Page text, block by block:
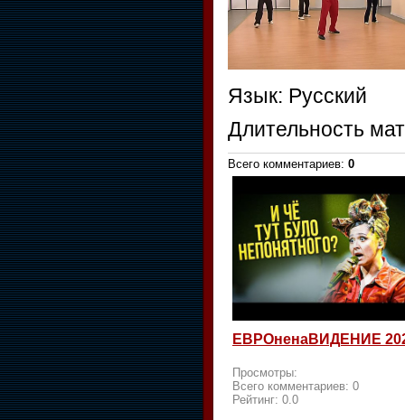
Язык: Русский
Длительность
Всего комментариев: 0
ЕВРОненаВИДЕНИЕ
Просмотры:
Всего комментариев: 0
Рейтинг: 0.0